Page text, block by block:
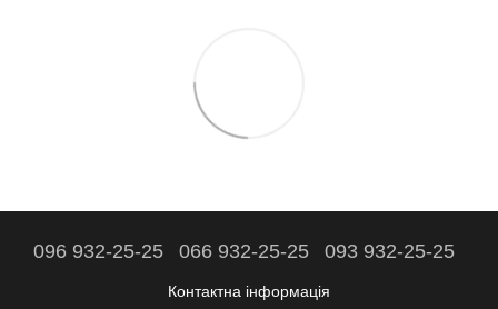
096 932-25-25 066 932-25-25 093 932-25-25
Контактна інформація